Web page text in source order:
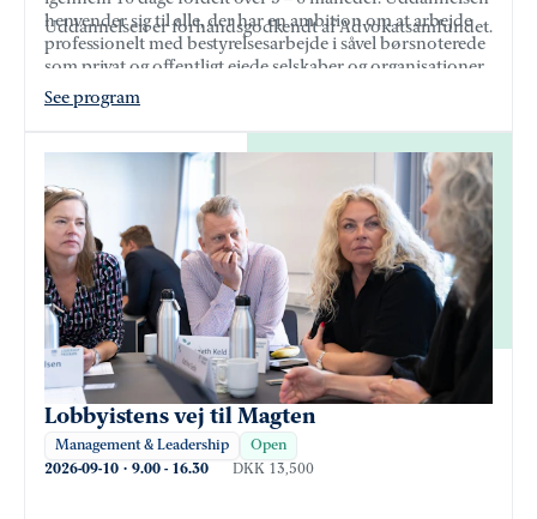
henvender sig til alle, der har en ambition om at arbejde
professionelt med bestyrelsesarbejde i såvel børsnoterede
som privat og offentligt ejede selskaber og organisationer.
Uddannelsen er forhåndsgodkendt af Advokatsamfundet.
See program
Lobbyistens vej til Magten
Management & Leadership Open
2026-09-10 · 9.00 - 16.30 DKK 13,500